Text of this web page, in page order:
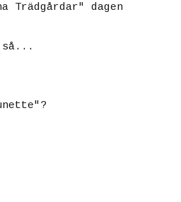
Trädgårdar" dagen